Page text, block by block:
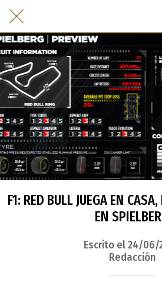
F1: RED BULL JUEGA EN
EN
Escrito el 24/06/
Redacción